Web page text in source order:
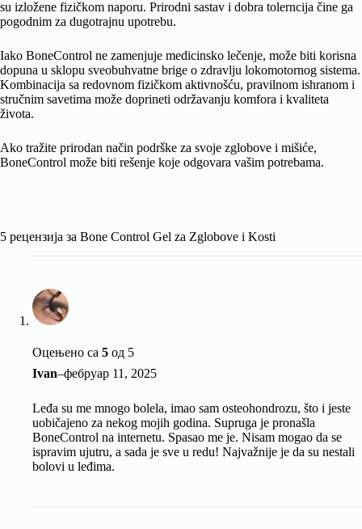
su izložene fizičkom naporu. Prirodni sastav i dobra tolerncija čine ga
pogodnim za dugotrajnu upotrebu.
Iako BoneControl ne zamenjuje medicinsko lečenje, može biti korisna
dopuna u sklopu sveobuhvatne brige o zdravlju lokomotornog sistema.
Kombinacija sa redovnom fizičkom aktivnošću, pravilnom ishranom i
stručnim savetima može doprineti održavanju komfora i kvaliteta
života.
Ako tražite prirodan način podrške za svoje zglobove i mišiće,
BoneControl može biti rešenje koje odgovara vašim potrebama.
5 рецензија за Bone Control Gel za Zglobove i Kosti
Оцењено са 5 од 5
Ivan–фебруар 11, 2025
Leđa su me mnogo bolela, imao sam osteohondrozu, što i jeste
uobičajeno za nekog mojih godina. Supruga je pronašla
BoneControl na internetu. Spasao me je. Nisam mogao da se
ispravim ujutru, a sada je sve u redu! Najvažnije je da su nestali
bolovi u leđima.